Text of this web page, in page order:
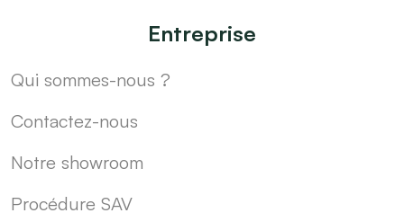
Entreprise
Qui sommes-nous ?
Contactez-nous
Notre showroom
Procédure SAV